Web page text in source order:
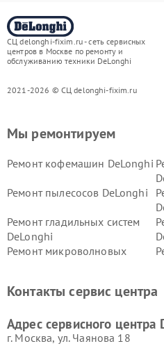
СЦ delonghi-fixim.ru - сеть сервисных
центров в Москве по ремонту и
обслуживанию техники DeLonghi
2021-2026 © СЦ delonghi-fixim.ru
Мы ремонтируем
Ремонт кофемашин DeLonghi
Ремонт пылесосов DeLonghi
Ремонт гладильных систем
DeLonghi
Ремонт микроволновых
DeLonghi
Контакты сервис центра
Адрес сервисного центра
г. Москва, ул. Чаянова 18